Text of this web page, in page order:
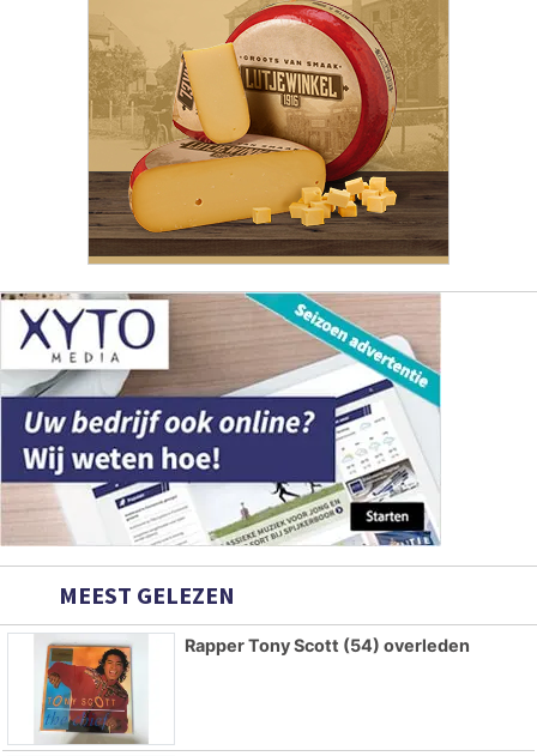
MEEST GELEZEN
Rapper Tony Scott (54) overleden